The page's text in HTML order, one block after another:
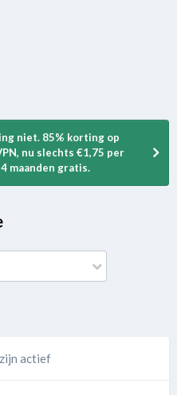
niet. 85% korting op
nu slechts €1,75 per
maanden gratis.
actief